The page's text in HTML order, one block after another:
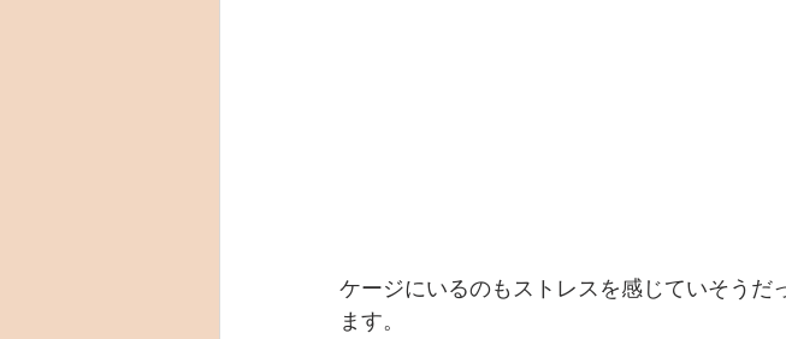
ケージにいるのもストレスを感じていそう
ます。